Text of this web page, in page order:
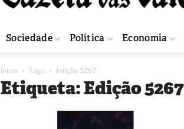
Sociedade Política Economia
Início Tags Edição 5267
Etiqueta: Edição 5267